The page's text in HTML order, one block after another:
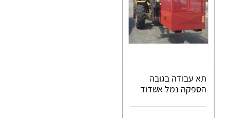
תא עבודה בגובה
הספקה נמל אשדוד